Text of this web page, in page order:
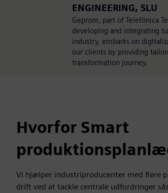
ENGINEERING, SLU
Geprom, part of Telefónica
developing and integrating
industry, embarks on
our clients by providing
transformation journey.
Hvorfor Smart
Vi hjælper industriproducenter med flere
drift ved at tackle centrale udfordringer